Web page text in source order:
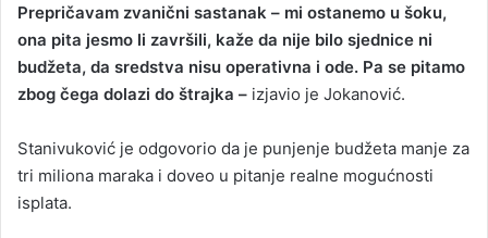
Prepričavam zvanični sastanak – mi ostanemo u šoku,
ona pita jesmo li završili, kaže da nije bilo sjednice ni
budžeta, da sredstva nisu operativna i ode. Pa se pitamo
zbog čega dolazi do štrajka – izjavio je Jokanović.
Stanivuković je odgovorio da je punjenje budžeta manje za
tri miliona maraka i doveo u pitanje realne mogućnosti
isplata.